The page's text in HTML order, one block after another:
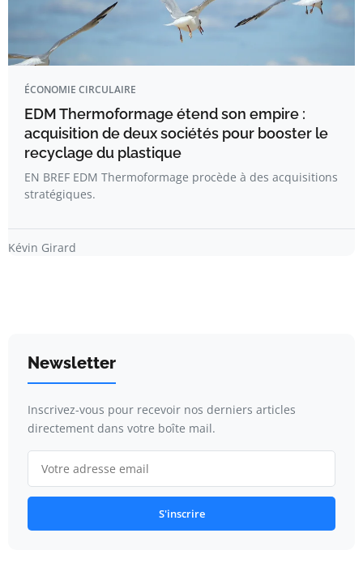
ÉCONOMIE CIRCULAIRE
EDM Thermoformage étend son empire :
acquisition de deux sociétés pour booster le
recyclage du plastique
EN BREF EDM Thermoformage procède à des acquisitions
stratégiques.
Kévin Girard
Newsletter
Inscrivez-vous pour recevoir nos derniers articles
directement dans votre boîte mail.
S'inscrire